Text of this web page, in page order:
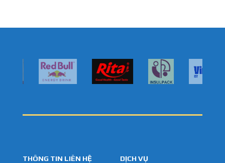
THÔNG TIN LIÊN HỆ
DỊCH VỤ